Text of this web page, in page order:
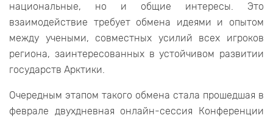
национальные, но и общие интересы. Это
взаимодействие требует обмена идеями и опытом
между учеными, совместных усилий всех игроков
региона, заинтересованных в устойчивом развитии
государств Арктики.
Очередным этапом такого обмена стала прошедшая в
феврале двухдневная онлайн-сессия Конференции